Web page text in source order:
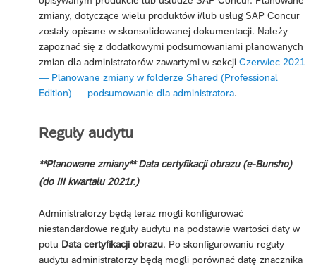
zmiany, dotyczące wielu produktów i/lub usług SAP Concur
zostały opisane w skonsolidowanej dokumentacji. Należy
zapoznać się z dodatkowymi podsumowaniami planowanych
zmian dla administratorów zawartymi w sekcji Czerwiec 2021
— Planowane zmiany w folderze Shared (Professional
Edition) — podsumowanie dla administratora.
Reguły audytu
**Planowane zmiany** Data certyfikacji obrazu (e-Bunsho)
(do III kwartału 2021r.)
Administratorzy będą teraz mogli konfigurować
niestandardowe reguły audytu na podstawie wartości daty w
polu Data certyfikacji obrazu. Po skonfigurowaniu reguły
audytu administratorzy będą mogli porównać datę znacznika